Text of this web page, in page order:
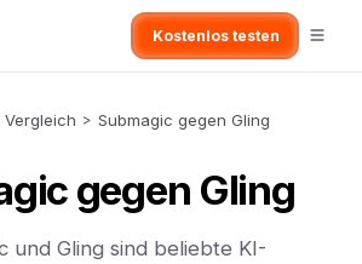
Kostenlos testen
Vergleich > Submagic gegen Gling
gegen Gling
und Gling sind beliebte KI-